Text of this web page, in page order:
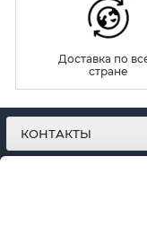
Доставка по
стране
КОНТАКТЫ